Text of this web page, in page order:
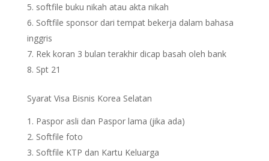
softfile buku nikah atau akta nikah
Softfile sponsor dari tempat bekerja dalam bahasa
inggris
Rek koran 3 bulan terakhir dicap basah oleh bank
Spt 21
Syarat Visa Bisnis Korea Selatan
Paspor asli dan Paspor lama (jika ada)
Softfile foto
Softfile KTP dan Kartu Keluarga